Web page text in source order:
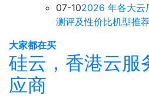
07-102026 年各大云
测评及性价比机型推
大家都在买
硅云，香港云服
应商